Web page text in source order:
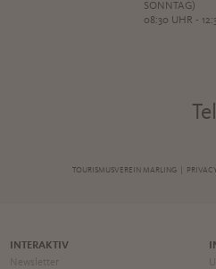
ONNTAG)
08:30 UHR -
TOURISMUSVEREIN MARLING |
INTERAKTIV
Newsletter